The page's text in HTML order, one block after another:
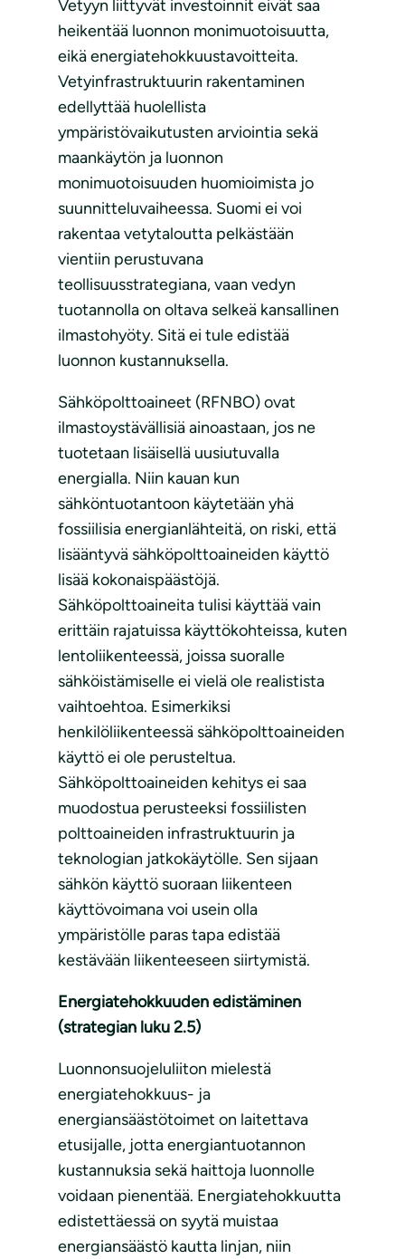
Vetyyn liittyvät investoinnit eivät saa
heikentää luonnon monimuotoisuutta,
eikä energiatehokkuustavoitteita.
Vetyinfrastruktuurin rakentaminen
edellyttää huolellista
ympäristövaikutusten arviointia sekä
maankäytön ja luonnon
monimuotoisuuden huomioimista jo
suunnitteluvaiheessa. Suomi ei voi
rakentaa vetytaloutta pelkästään
vientiin perustuvana
teollisuusstrategiana, vaan vedyn
tuotannolla on oltava selkeä kansallinen
ilmastohyöty. Sitä ei tule edistää
luonnon kustannuksella.
Sähköpolttoaineet (RFNBO) ovat
ilmastoystävällisiä ainoastaan, jos ne
tuotetaan lisäisellä uusiutuvalla
energialla. Niin kauan kun
sähköntuotantoon käytetään yhä
fossiilisia energianlähteitä, on riski, että
lisääntyvä sähköpolttoaineiden käyttö
lisää kokonaispäästöjä.
Sähköpolttoaineita tulisi käyttää vain
erittäin rajatuissa käyttökohteissa, kuten
lentoliikenteessä, joissa suoralle
sähköistämiselle ei vielä ole realistista
vaihtoehtoa. Esimerkiksi
henkilöliikenteessä sähköpolttoaineiden
käyttö ei ole perusteltua.
Sähköpolttoaineiden kehitys ei saa
muodostua perusteeksi fossiilisten
polttoaineiden infrastruktuurin ja
teknologian jatkokäytölle. Sen sijaan
sähkön käyttö suoraan liikenteen
käyttövoimana voi usein olla
ympäristölle paras tapa edistää
kestävään liikenteeseen siirtymistä.
Energiatehokkuuden edistäminen
(strategian luku 2.5)
Luonnonsuojeluliiton mielestä
energiatehokkuus- ja
energiansäästötoimet on laitettava
etusijalle, jotta energiantuotannon
kustannuksia sekä haittoja luonnolle
voidaan pienentää. Energiatehokkuutta
edistettäessä on syytä muistaa
energiansäästö kautta linjan, niin